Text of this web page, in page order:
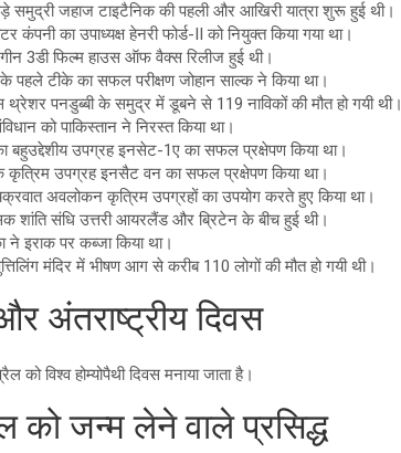
समुद्री जहाज टाइटैनिक की पहली और आखिरी यात्रा शुरू हुई थी।
कंपनी का उपाध्यक्ष हेनरी फोर्ड-II को नियुक्त किया गया था।
3डी फिल्म हाउस ऑफ वैक्स रिलीज हुई थी।
के पहले टीके का सफल परीक्षण जोहान साल्क ने किया था।
पनडुब्बी के समुद्र में डूबने से 119 नाविकों की मौत हो गयी थी।
को पाकिस्तान ने निरस्त किया था।
बहुउद्देशीय उपग्रह इनसेट-1ए का सफल प्रक्षेपण किया था।
कृत्रिम उपग्रह इनसैट वन का सफल प्रक्षेपण किया था।
अवलोकन कृत्रिम उपग्रहों का उपयोग करते हुए किया था।
शांति संधि उत्तरी आयरलैंड और ब्रिटेन के बीच हुई थी।
ने इराक पर कब्जा किया था।
मंदिर में भीषण आग से करीब 110 लोगों की मौत हो गयी थी।
अंतराष्ट्रीय दिवस
को विश्व होम्योपैथी दिवस मनाया जाता है।
को जन्म लेने वाले प्रसिद्ध